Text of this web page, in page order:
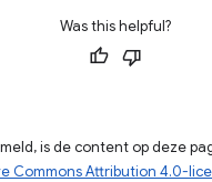
Was this helpful?
is de content op deze
Commons Attribution 4.0-